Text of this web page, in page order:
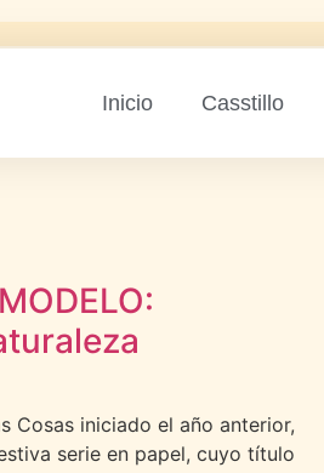
Inicio Casstillo
Cosas iniciado el año anterior,
serie en papel, cuyo título